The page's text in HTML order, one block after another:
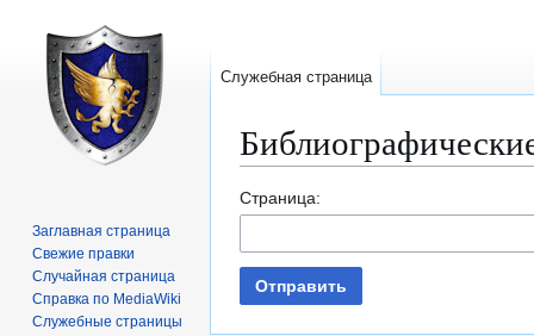
Перейти
навигации
Перейти
поиску
Страница:
Отправить
Служебная страница
Заглавная страница
Свежие правки
Случайная страница
Справка по MediaWiki
Служебные страницы